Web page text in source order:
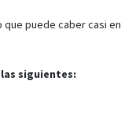
puede caber casi en
siguientes: